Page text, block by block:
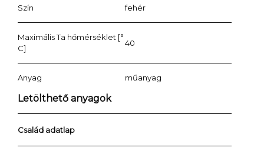
Szín fehér
Maximális Ta hőmérséklet [°
C]
40
Anyag műanyag
Letölthető anyagok
Család adatlap